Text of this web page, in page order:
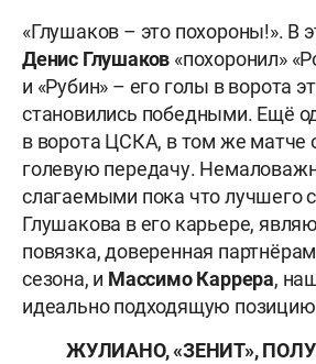
«Глушаков – это похороны!». В
Денис Глушаков «похоронил»
и «Рубин» – его голы в ворота
становились победными. Ещё
в ворота ЦСКА, в том же матче
голевую передачу.
слагаемыми пока что лучшего
Глушакова в его карьере,
повязка, доверенная
сезона, и Массимо Каррера,
идеально подходящую позицию
ЖУЛИАНО, «ЗЕНИТ»,